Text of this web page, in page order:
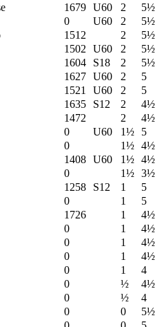
1679 U60 2
5½
0 U60 2
5½
1512 2
5½
1502 U60 2
5½
1604 S18 2
5½
1627 U60 2
5
1521 U60 2
5
1635 S12 2
4½
1472 2
4½
0 U60 1½
5
0 1½ 4½
1408 U60 1½ 4½
0 1½ 3½
1258 S12 1
5
0 1
5
1726 1
4½
0 1
4½
0 1
4½
0 1
4½
0 1
4
0 ½
4½
0 ½
4
0 0
5½